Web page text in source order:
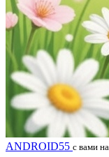
ANDROID55 с вами